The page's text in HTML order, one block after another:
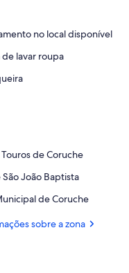
no local disponível
lavar roupa
de Coruche
João Baptista
de Coruche
sobre a zona